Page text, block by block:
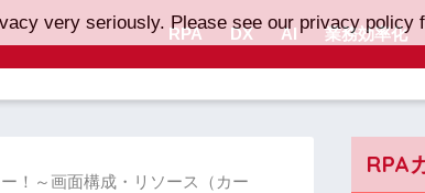
RPA DX AI 業務効率化
！～画面構成・リソース（カー
RPA
very seriously. Please see our privacy policy